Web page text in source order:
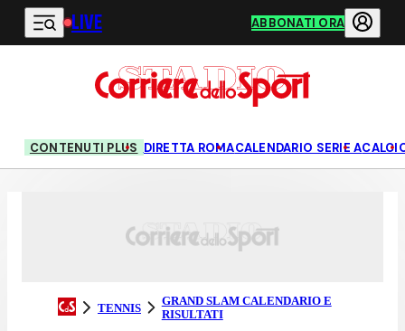
Vai al contenuto principale
LIVE ABBONATI ORA
CONTENUTI PLUS DIRETTA ROMACALENDARIO SERIE A
TENNIS
GRAND SLAM CALENDARIO E
RISULTATI
1/64 DI FINALE 1/32 DI FINALE 1/16 DI FINALE